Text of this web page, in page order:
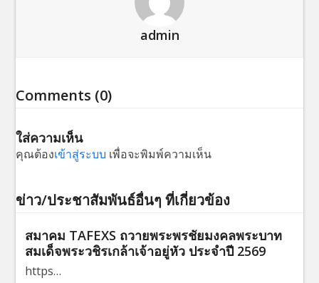
admin
Comments (0)
ใส่ความเห็น
คุณต้องเข้าสู่ระบบ เพื่อจะพิมพ์ความเห็น
ข่าว/ประชาสัมพันธ์อื่นๆ ที่เกี่ยวข้อง
สมาคม TAFEXS ถวายพระพรชัยมงคลพระบาท
สมเด็จพระวชิรเกล้าเจ้าอยู่หัว ประจำปี 2569
https…